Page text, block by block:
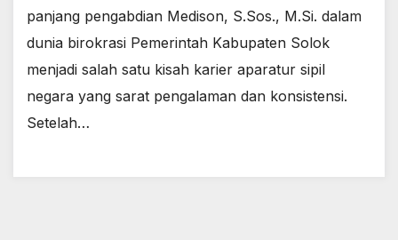
panjang pengabdian Medison, S.Sos., M.Si. dalam
dunia birokrasi Pemerintah Kabupaten Solok
menjadi salah satu kisah karier aparatur sipil
negara yang sarat pengalaman dan konsistensi.
Setelah…